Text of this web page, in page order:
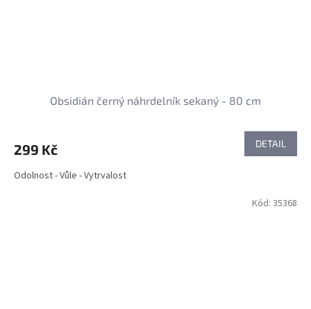
Obsidián černý náhrdelník sekaný - 80 cm
299 Kč DETAIL
Odolnost - Vůle - Vytrvalost
Kód: 35368